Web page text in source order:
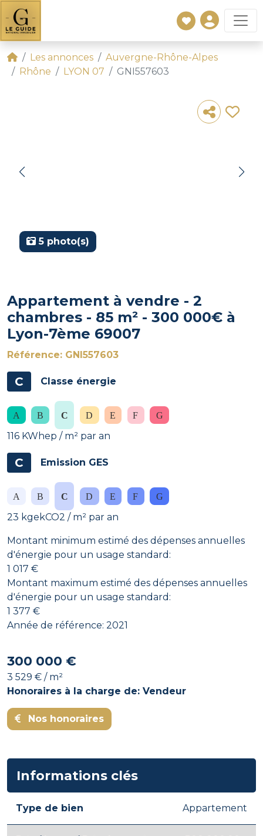
Les annonces
Auvergne-Rhône-Alpes
Rhône
LYON 07 GNI557603
5 photo(s)
Appartement à vendre - 2
chambres - 85 m² - 300 000€ à
Lyon-7ème 69007
Référence: GNI557603
C Classe énergie
116 KWhep / m² par an
C Emission GES
23 kgekCO2 / m² par an
Montant minimum estimé des dépenses annuelles
d'énergie pour un usage standard:
1 017 €
Montant maximum estimé des dépenses annuelles
d'énergie pour un usage standard:
1 377 €
Année de référence: 2021
300 000 €
3 529 € / m²
Honoraires à la charge de: Vendeur
Nos honoraires
Informations clés
Type de bien Appartement